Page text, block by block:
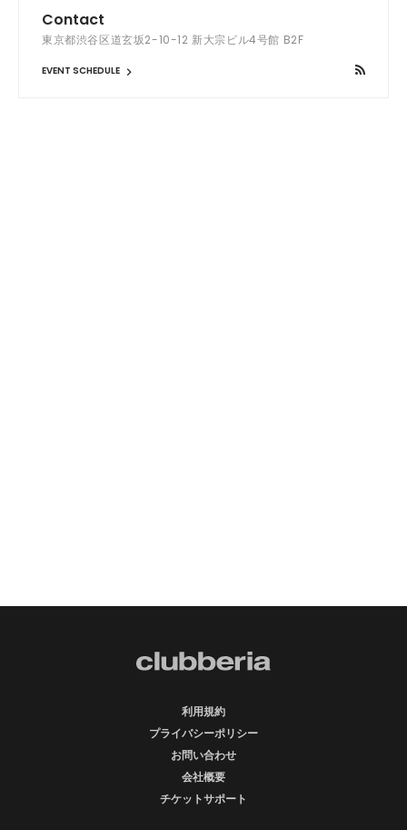
Contact
東京都渋谷区道玄坂2-10-12 新大宗ビル4号館 B2F
EVENT SCHEDULE
利用規約
プライバシーポリシー
お問い合わせ
会社概要
チケットサポート